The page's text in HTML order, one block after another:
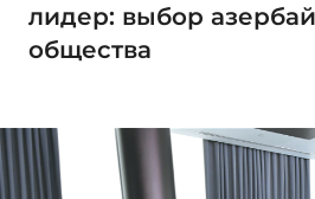
лидер: выбор
общества